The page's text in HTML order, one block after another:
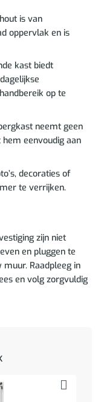
is van
oppervlak en is
kast biedt
op te
neemt geen
eenvoudig aan
decoraties of
te verrijken.
zijn niet
en pluggen te
Raadpleeg in
en volg zorgvuldig